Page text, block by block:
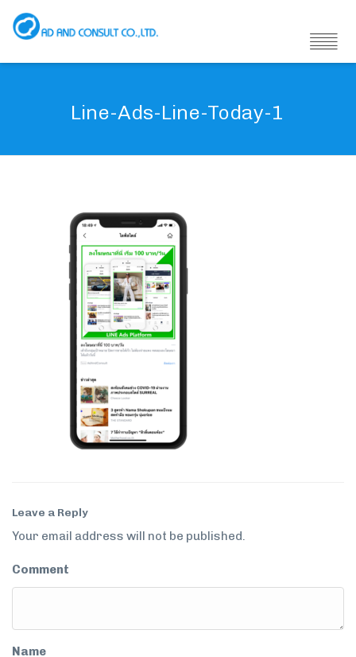
Line-Ads-Line-Today-1
Leave a Reply
Your email address will not be published.
Comment
Name